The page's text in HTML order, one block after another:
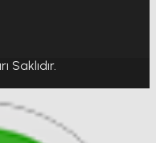
Saklıdır.